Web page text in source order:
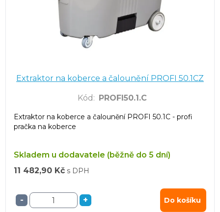
Extraktor na koberce a čalounění PROFI 50.1CZ
Kód : PROFI50.1.C
Extraktor na koberce a čalounění PROFI 50.1C - profi
pračka na koberce
Skladem u dodavatele (běžně do 5 dní)
11 482,90 Kč s DPH
- + Do košíku